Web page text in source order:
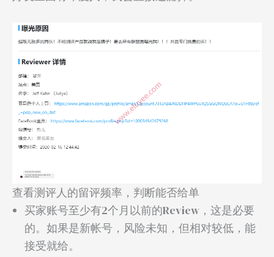
查看测评人的留评频率，判断能否给单
买家账号至少有2个月以前的Review，这是必要
的。如果是新帐号，风险未知，但相对较低，能
接受就给。